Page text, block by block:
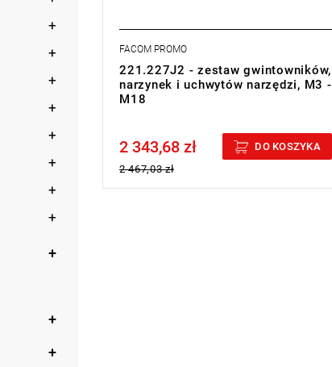
FACOM PROMO
221.227J2 - zestaw gwintowników,
narzynek i uchwytów narzędzi, M3 -
M18
Price tax included
2 343,68 zł
2 467,03 zł
DO KOSZYKA